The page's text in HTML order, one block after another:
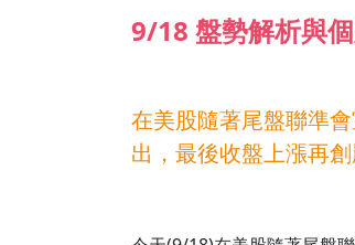
9/18 盤勢解析與
在美股隨著尾盤聯準
出，最後收盤上漲再